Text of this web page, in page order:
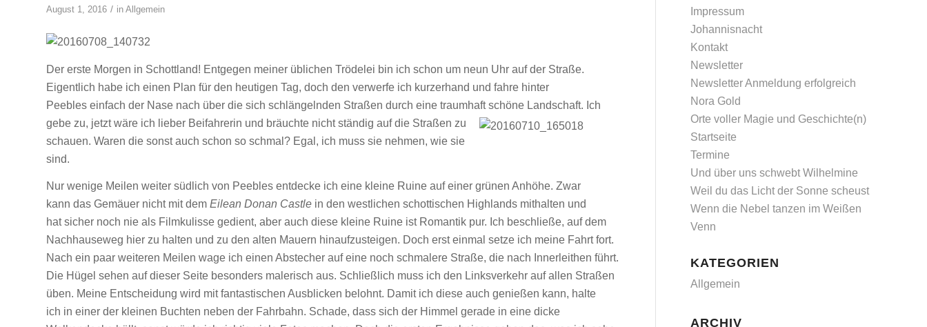
August 1, 2016 / in Allgemein
Der erste Morgen in Schottland! Entgegen meiner üblichen Trödelei bin ich schon um neun Uhr auf der Straße.
Eigentlich habe ich einen Plan für den heutigen Tag, doch den verwerfe ich kurzerhand und fahre hinter
Peebles einfach der Nase nach über die sich schlängelnden Straßen durch eine traumhaft schöne Landschaft. Ich
gebe zu, jetzt wäre ich lieber Beifahrerin und bräuchte nicht ständig auf die Straßen zu
schauen. Waren die sonst auch schon so schmal? Egal, ich muss sie nehmen, wie sie
sind.
Nur wenige Meilen weiter südlich von Peebles entdecke ich eine kleine Ruine auf einer grünen Anhöhe. Zwar
kann das Gemäuer nicht mit dem Eilean Donan Castle in den westlichen schottischen Highlands mithalten und
hat sicher noch nie als Filmkulisse gedient, aber auch diese kleine Ruine ist Romantik pur. Ich beschließe, auf dem
Nachhauseweg hier zu halten und zu den alten Mauern hinaufzusteigen. Doch erst einmal setze ich meine Fahrt fort.
Nach ein paar weiteren Meilen wage ich einen Abstecher auf eine noch schmalere Straße, die nach Innerleithen führt.
Die Hügel sehen auf dieser Seite besonders malerisch aus. Schließlich muss ich den Linksverkehr auf allen Straßen
üben. Meine Entscheidung wird mit fantastischen Ausblicken belohnt. Damit ich diese auch genießen kann, halte
ich in einer der kleinen Buchten neben der Fahrbahn. Schade, dass sich der Himmel gerade in eine dicke
Impressum
Johannisnacht
Kontakt
Newsletter
Newsletter Anmeldung erfolgreich
Nora Gold
Orte voller Magie und Geschichte(n)
Startseite
Termine
Und über uns schwebt Wilhelmine
Weil du das Licht der Sonne scheust
Wenn die Nebel tanzen im Weißen
Venn
KATEGORIEN
Allgemein
ARCHIV